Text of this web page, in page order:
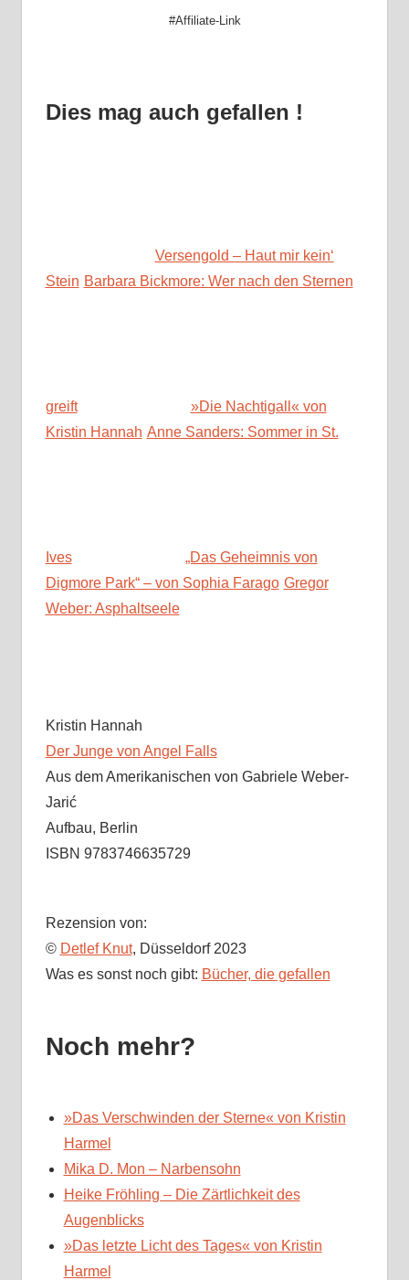
#Affiliate-Link
Dies mag auch gefallen !
Versengold – Haut mir kein‘
Stein Barbara Bickmore: Wer nach den Sternen
greift
»Die Nachtigall« von
Kristin Hannah Anne Sanders: Sommer in St.
Ives
„Das Geheimnis von
Digmore Park“ – von Sophia Farago Gregor
Weber: Asphaltseele
Kristin Hannah
Der Junge von Angel Falls
Aus dem Amerikanischen von Gabriele Weber-
Jarić
Aufbau, Berlin
ISBN 9783746635729
Rezension von:
© Detlef Knut, Düsseldorf 2023
Was es sonst noch gibt: Bücher, die gefallen
Noch mehr?
»Das Verschwinden der Sterne« von Kristin
Harmel
Mika D. Mon – Narbensohn
Heike Fröhling – Die Zärtlichkeit des
Augenblicks
»Das letzte Licht des Tages« von Kristin
Harmel